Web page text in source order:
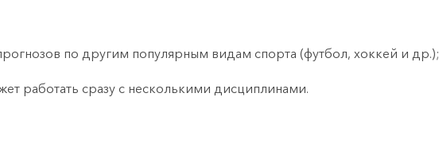
по другим популярным видам спорта (футбол, хоккей и др.);
работать сразу с несколькими дисциплинами.